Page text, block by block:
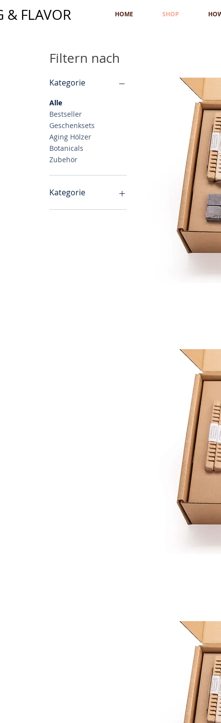
HOME SHOP
& FLAVOR
Filtern nach
Kategorie
Alle
Bestseller
Geschenksets
Aging Hölzer
Botanicals
Zubehör
Kategorie
Gin